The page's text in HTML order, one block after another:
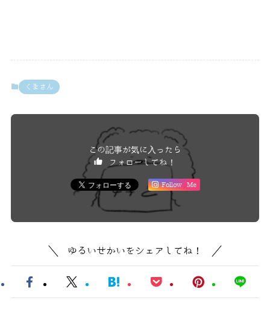
くまさん
この記事が気に入ったら
フォローしてね！
Follow Me
ゆるいせかいをシェアしてね！